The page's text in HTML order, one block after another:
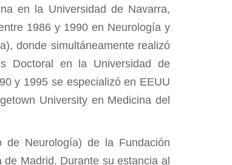
en la Universidad de Navarra,
1986 y 1990 en Neurología y
donde simultáneamente realizó
Doctoral en la Universidad de
y 1995 se especializó en EEUU
University en Medicina del
Neurología) de la Fundación
Madrid. Durante su estancia al